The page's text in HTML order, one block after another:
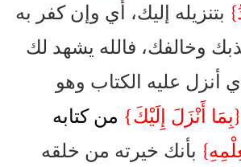
} بتنزيله إليك، أي وإن كفر به
وخالفك، فالله يشهد لك
أنزل عليه الكتاب وهو
{بِمَا أَنْزَلَ إِلَيْكَ} من كتابه
} بأنك خيرته من خلقه